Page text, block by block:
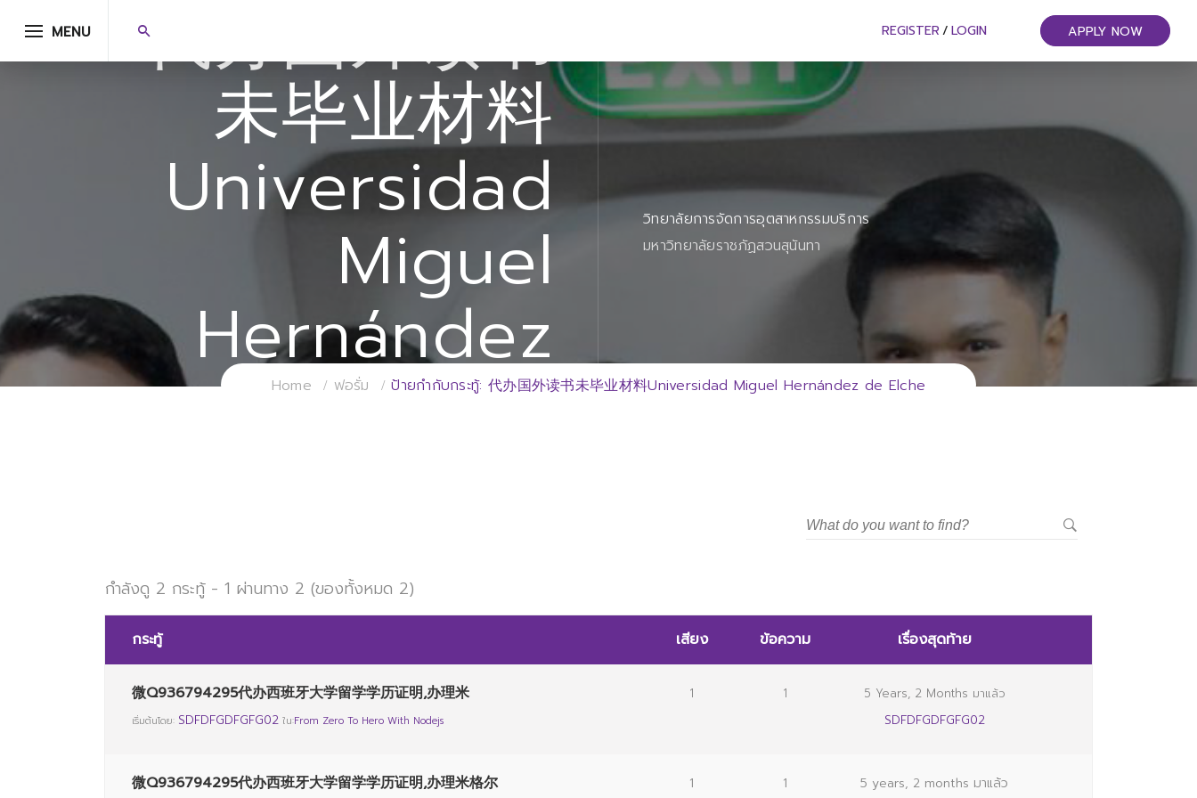
MENU REGISTER / LOGIN APPLY NOW
代办国外读书
未毕业材料
Universidad
Miguel
Hernández
De Elche
วิทยาลัยการจัดการอุตสาหกรรมบริการ
มหาวิทยาลัยราชภัฏสวนสุนันทา
Home ฟอรั่ม ป้ายกำกับกระทู้: 代办国外读书未毕业材料Universidad Miguel Hernández de Elche
กำลังดู 2 กระทู้ - 1 ผ่านทาง 2 (ของทั้งหมด 2)
กระทู้ เสียง ข้อความ เรื่องสุดท้าย
微Q936794295代办西班牙大学留学学历证明,办理米
เริ่มต้นโดย: SDFDFGDFGFG02 ใน:From Zero To Hero With Nodejs
1 1
5 Years, 2 Months มาแล้ว
SDFDFGDFGFG02
微Q936794295代办西班牙大学留学学历证明,办理米格尔 1 1 5 years, 2 months มาแล้ว